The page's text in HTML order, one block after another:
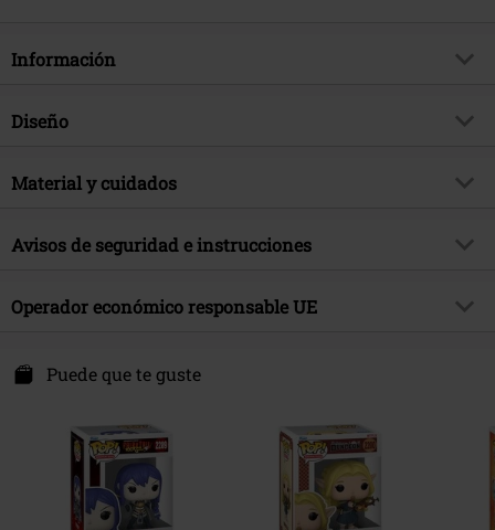
Información
Artículo no.
Licencia
licencia oficial del producto
Fecha de lanzamiento
3/27/26
Diseño
Tipo de producto
Material y cuidados
Material Externo PVC
Avisos de seguridad e instrucciones
¡Riesgo de asfixia debido a piezas pequeñas que se pueden tragar!
Operador económico responsable UE
Zuidplein 36
www.funko.com
Puede que te guste